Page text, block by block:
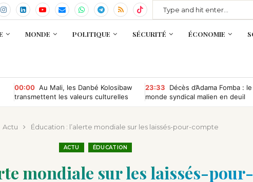
MONDE POLITIQUE SÉCURITÉ ÉCONOMIE
00:00 Au Mali, les Danbé Kolosibaw
transmettent les valeurs culturelles
23:33
Décès d’Adama Fomba : le
monde syndical malien en deuil
Actu Éducation : l’alerte mondiale sur les laissés-pour-compte
ACTU ÉDUCATION
mondiale sur les laissés-